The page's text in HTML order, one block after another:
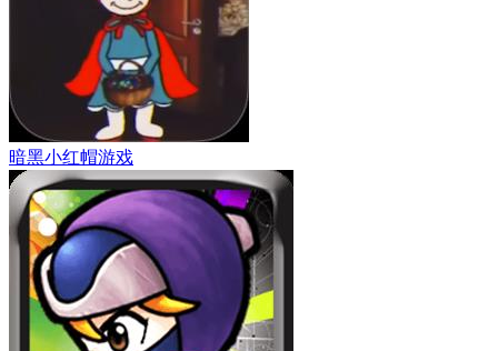
暗黑小红帽游戏